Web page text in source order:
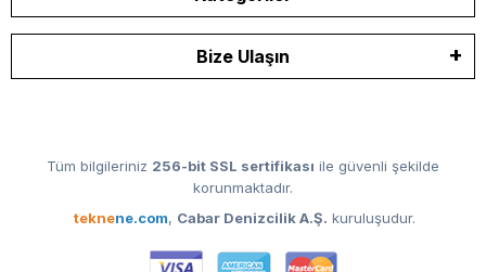
Bize Ulaşın
Tüm bilgileriniz 256-bit SSL sertifikası ile güvenli şekilde
korunmaktadır.
teknene.com, Cabar Denizcilik A.Ş. kuruluşudur.